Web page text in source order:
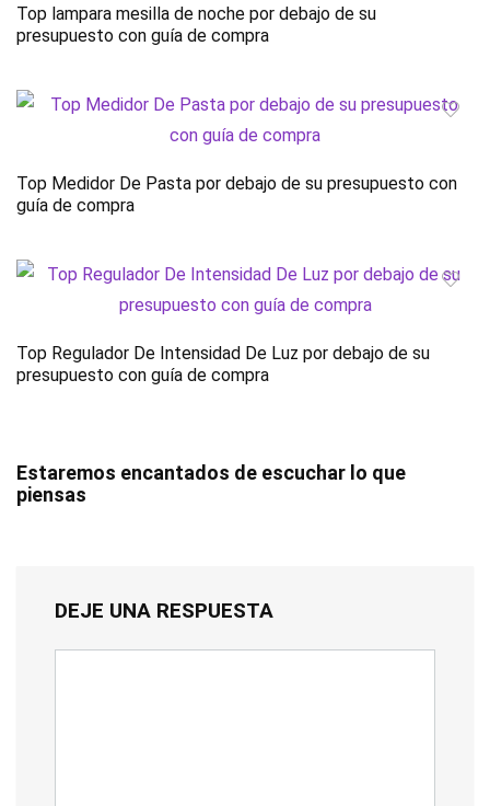
Top lampara mesilla de noche por debajo de su
presupuesto con guía de compra
Top Medidor De Pasta por debajo de su presupuesto con
guía de compra
Top Regulador De Intensidad De Luz por debajo de su
presupuesto con guía de compra
Estaremos encantados de escuchar lo que
piensas
DEJE UNA RESPUESTA